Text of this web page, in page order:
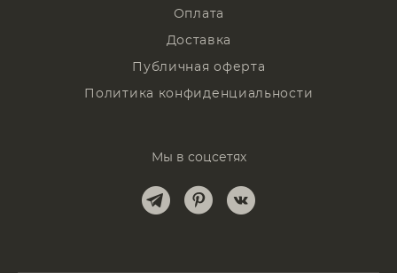
Оплата
Доставка
Публичная оферта
Политика конфиденциальности
Мы в соцсетях